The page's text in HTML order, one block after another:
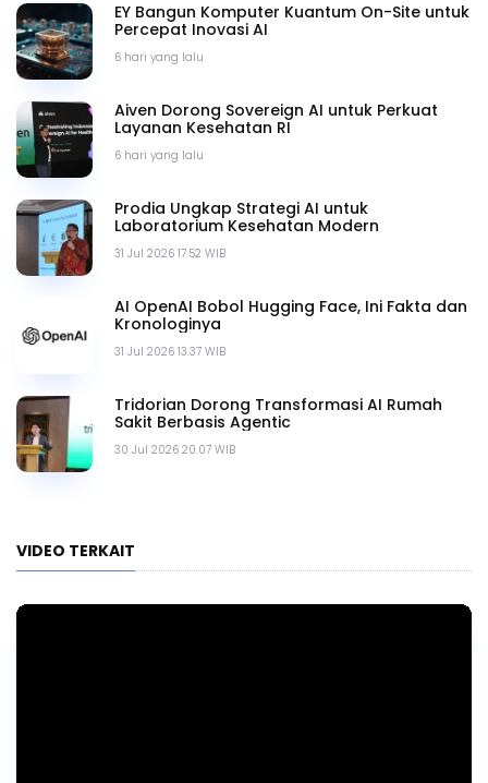
6 hari yang lalu
EY Bangun Komputer Kuantum On-Site untuk
Percepat Inovasi AI
6 hari yang lalu
Aiven Dorong Sovereign AI untuk Perkuat
Layanan Kesehatan RI
31 Jul 2026 17.52 WIB
Prodia Ungkap Strategi AI untuk
Laboratorium Kesehatan Modern
31 Jul 2026 13.37 WIB
AI OpenAI Bobol Hugging Face, Ini Fakta dan
Kronologinya
30 Jul 2026 20.07 WIB
Tridorian Dorong Transformasi AI Rumah
Sakit Berbasis Agentic
VIDEO TERKAIT